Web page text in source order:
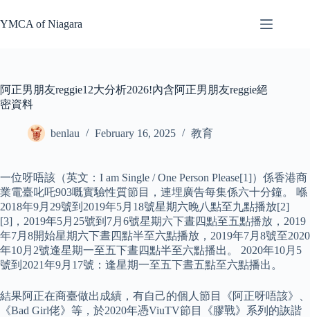
to
content
YMCA of Niagara
阿正男朋友reggie12大分析2026!內含阿正男朋友reggie絕
密資料
benlau February 16, 2025 教育
一位呀唔該（英文：I am Single / One Person Please[1]）係香港商
業電臺叱吒903嘅實驗性質節目，連埋廣告每集係六十分鐘。 喺
2018年9月29號到2019年5月18號星期六晚八點至九點播放[2]
[3]，2019年5月25號到7月6號星期六下晝四點至五點播放，2019
年7月8開始星期六下晝四點半至六點播放，2019年7月8號至2020
年10月2號逢星期一至五下晝四點半至六點播出。 2020年10月5
號到2021年9月17號：逢星期一至五下晝五點至六點播出。
結果阿正在商臺做出成績，有自己的個人節目《阿正呀唔該》、
《Bad Girl佬》等，於2020年憑ViuTV節目《膠戰》系列的詼諧